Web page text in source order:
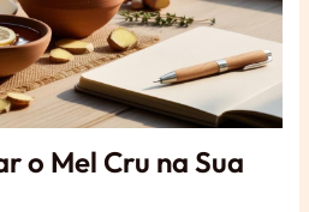
o Mel Cru na Sua